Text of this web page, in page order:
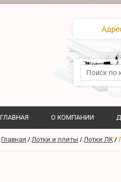
ГЛАВНАЯ О КОМПАНИИ
Главная / Лотки и плиты / Лотки ЛК /